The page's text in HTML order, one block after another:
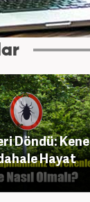
Döndü: Kene
Hayat